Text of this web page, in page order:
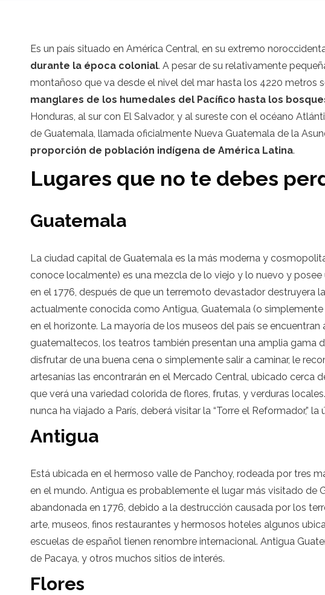
Es un país situado en América Central, en su extremo
durante la época colonial. A pesar de su relativamente
montañoso que va desde el nivel del mar hasta los 4220 metros
manglares de los humedales del Pacífico hasta los
Honduras, al sur con El Salvador, y al sureste con el océano
de Guatemala, llamada oficialmente Nueva Guatemala de la
proporción de población indígena de América Latina.
Lugares que no te debes
Guatemala
La ciudad capital de Guatemala es la más moderna y
conoce localmente) es una mezcla de lo viejo y lo nuevo y
en el 1776, después de que un terremoto devastador destruyera
actualmente conocida como Antigua, Guatemala (o
en el horizonte. La mayoría de los museos del país se
guatemaltecos, los teatros también presentan una amplia gama
disfrutar de una buena cena o simplemente salir a caminar, le
artesanías las encontrarán en el Mercado Central, ubicado cerca
que verá una variedad colorida de flores, frutas, y verduras
nunca ha viajado a París, deberá visitar la “Torre el Reformador,”
Antigua
Está ubicada en el hermoso valle de Panchoy, rodeada por tres
en el mundo. Antigua es probablemente el lugar más visitado de
abandonada en 1776, debido a la destrucción causada por los
arte, museos, finos restaurantes y hermosos hoteles algunos
escuelas de español tienen renombre internacional. Antigua
de Pacaya, y otros muchos sitios de interés.
Flores